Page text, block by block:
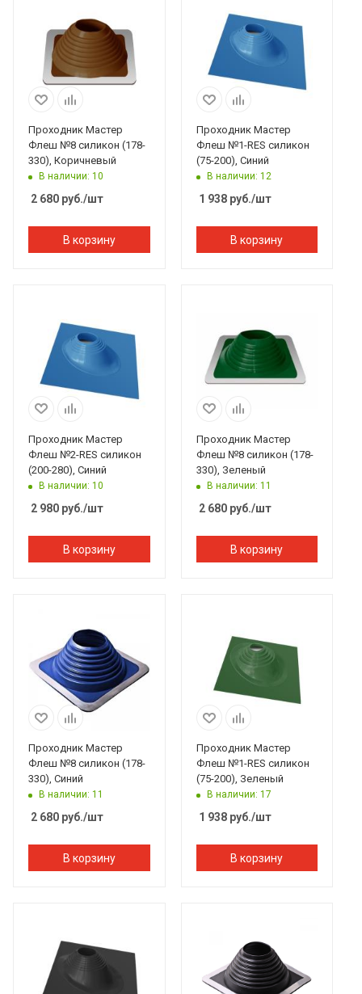
Проходник Мастер
Флеш №8 силикон (178-
330), Коричневый
В наличии: 10
2 680 руб./шт
В корзину
Проходник Мастер
Флеш №1-RES силикон
(75-200), Синий
В наличии: 12
1 938руб./шт
В корзину
Проходник Мастер
Флеш №2-RES силикон
(200-280), Синий
В наличии: 10
2 980 руб./шт
В корзину
Проходник Мастер
Флеш №8 силикон (178-
330), Зеленый
В наличии: 11
2 680руб./шт
В корзину
Проходник Мастер
Флеш №8 силикон (178-
330), Синий
В наличии: 11
2 680 руб./шт
В корзину
Проходник Мастер
Флеш №1-RES силикон
(75-200), Зеленый
В наличии: 17
1 938руб./шт
В корзину